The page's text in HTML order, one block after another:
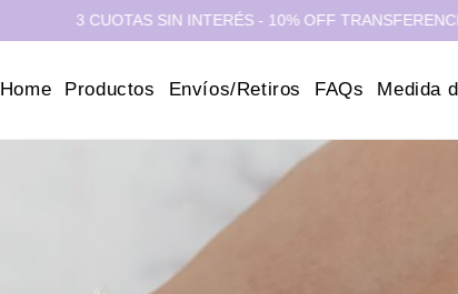
3 CUOTAS SIN INTERÉS - 10% OFF TRANSFERENCIA -
Home Productos Envíos/Retiros FAQs Medida